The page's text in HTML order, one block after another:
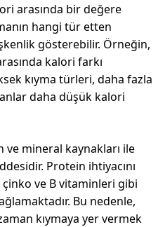
arasında bir değere
hangi tür etten
gösterebilir. Örneğin,
kalori farkı
kıyma türleri, daha fazla
daha düşük kalori
ve mineral kaynakları ile
Protein ihtiyacını
çinko ve B vitaminleri gibi
Bu nedenle,
kıymaya yer vermek